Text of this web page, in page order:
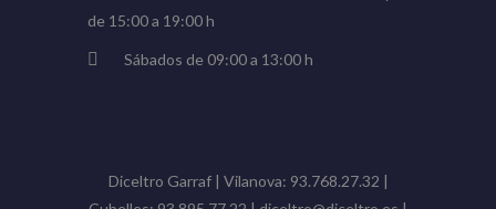
de 15:00 a 19:00 h
Sábados de 09:00 a 13:00 h
Diceltro Garraf | Vilanova: 93.768.27.32 |